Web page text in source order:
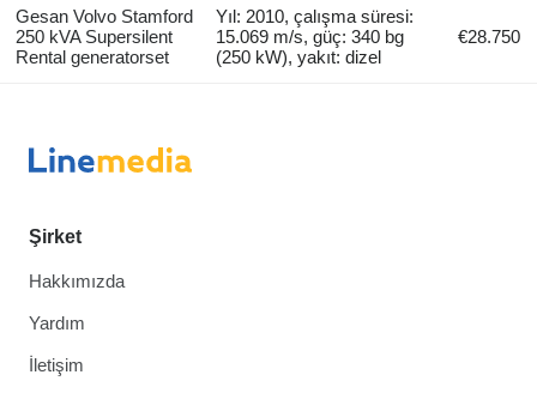
Gesan Volvo Stamford
250 kVA Supersilent
Rental generatorset
Yıl: 2010, çalışma süresi:
15.069 m/s, güç: 340 bg
(250 kW), yakıt: dizel
€28.750
Şirket
Hakkımızda
Yardım
İletişim